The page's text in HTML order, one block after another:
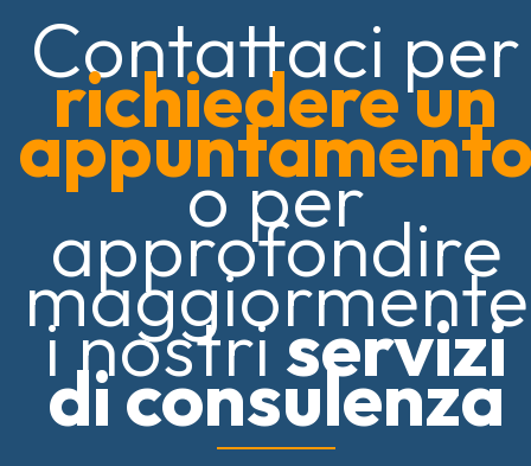
Contattaci per
richiedere un
o per
approfondire
maggiormente
i nostriservizi
di consulenza